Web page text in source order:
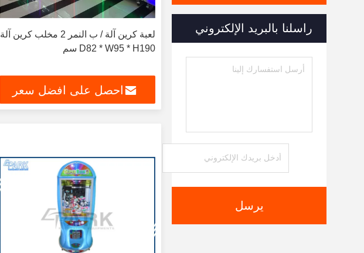
راسلنا بالبريد الإلكتروني
يرسل
لعبة كرين آلة / ب النمر 2 مخلب كرين آلة
D82 * W95 * H190 سم
احصل على افضل سعر